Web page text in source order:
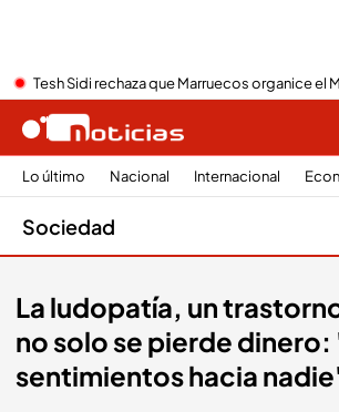
Tesh Sidi rechaza que Marruecos organice el
Lo último Nacional Internacional
Sociedad
La ludopatía, un
no solo se pierde dinero:
sentimientos hacia